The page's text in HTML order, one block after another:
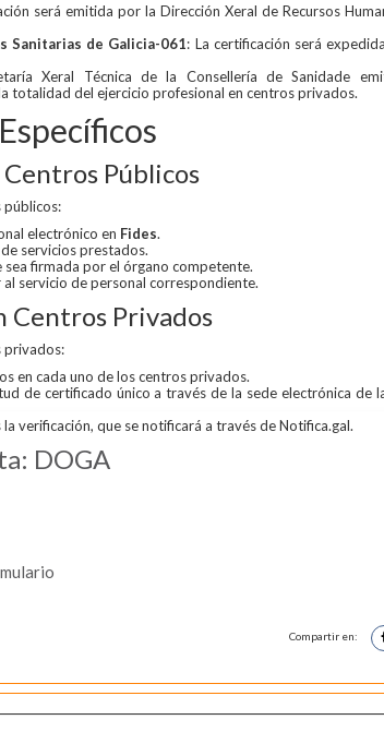
será emitida por la Dirección Xeral de Recursos
Sanitarias de Galicia-061: La certificación será
Xeral Técnica de la Consellería de Sanidade
totalidad del ejercicio profesional en centros privados.
Públicos
públicos:
electrónico en Fides.
servicios prestados.
firmada por el órgano competente.
servicio de personal correspondiente.
Centros Privados
privados:
en cada uno de los centros privados.
de certificado único a través de la sede electrónica de
verificación, que se notificará a través de Notifica.gal.
DOGA
Compartir en: